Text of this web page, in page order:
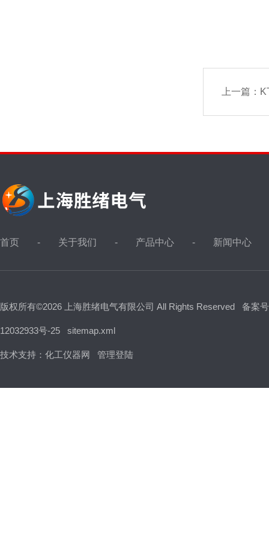
上一篇：
首页 关于我们 产品中心 新闻中心
版权所有©2026 上海胜绪电气有限公司 All Rights Reserved 备案
12032933号-25 sitemap.xml
技术支持： 化工仪器网 管理登陆